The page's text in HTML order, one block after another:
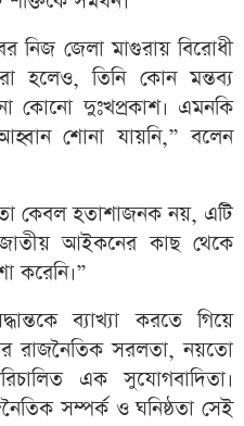
নিজ জেলা মাগুরায় বিরোধী
হলেও, তিনি কোন মন্তব্য
কোনো দুঃখপ্রকাশ। এমনকি
শোনা যায়নি,” বলেন
কেবল হতাশাজনক নয়, এটি
আইকনের কাছ থেকে
করেনি।”
ব্যাখ্যা করতে গিয়ে
রাজনৈতিক সরলতা, নয়তো
এক সুযোগবাদিতা।
সম্পর্ক ও ঘনিষ্ঠতা সেই